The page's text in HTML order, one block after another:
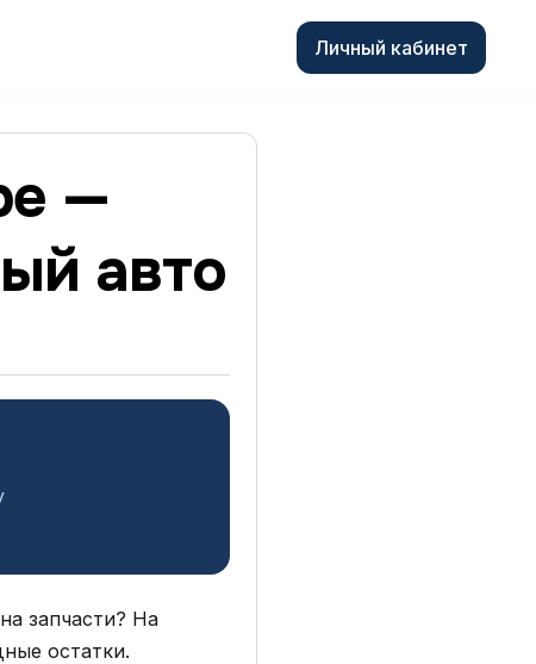
Личный кабинет
—
авто
на запчасти? На
остатки.